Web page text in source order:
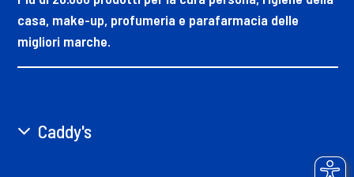
casa, make-up, profumeria e parafarmacia delle
migliori marche.
Caddy's